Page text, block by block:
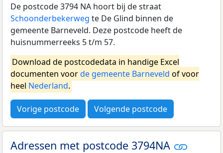
De postcode 3794 NA hoort bij de straat
Schoonderbekerweg te De Glind binnen de
gemeente Barneveld. Deze postcode heeft de
huisnummerreeks 5 t/m 57.
Download de postcodedata in handige Excel
documenten voorde gemeente Barneveld of voor
heel Nederland.
Vorige postcode Volgende postcode
Adressen met postcode 3794NA